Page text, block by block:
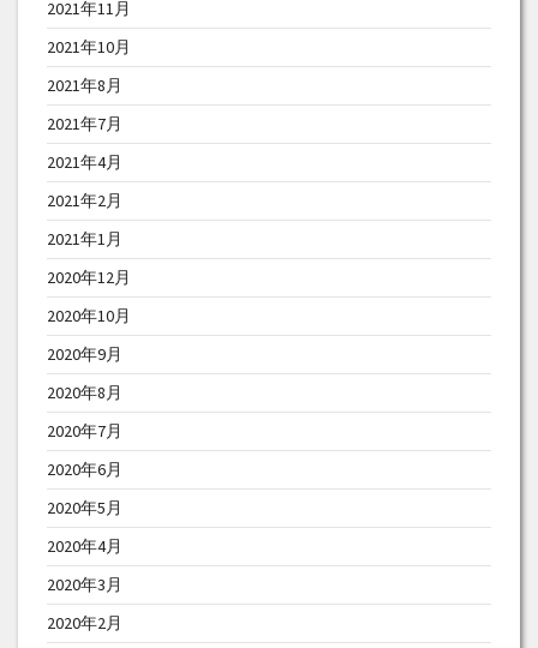
2021年11月
2021年10月
2021年8月
2021年7月
2021年4月
2021年2月
2021年1月
2020年12月
2020年10月
2020年9月
2020年8月
2020年7月
2020年6月
2020年5月
2020年4月
2020年3月
2020年2月